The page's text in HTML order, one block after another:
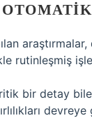
rutinleşmiş
bir detay
devreye